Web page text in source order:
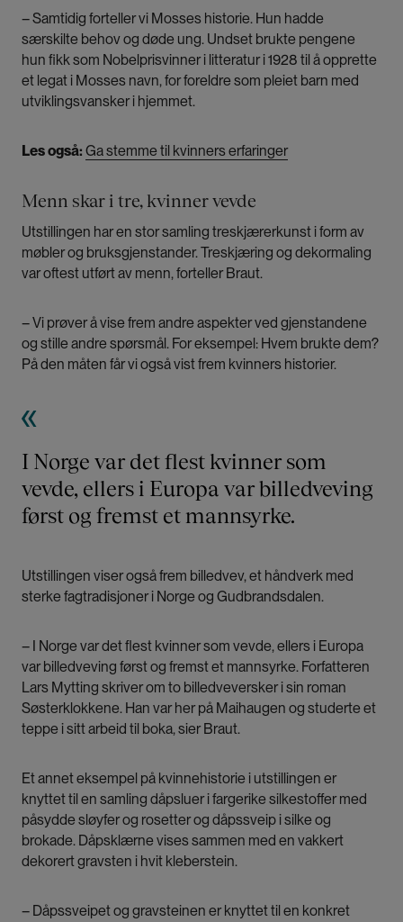
– Samtidig forteller vi Mosses historie. Hun hadde
særskilte behov og døde ung. Undset brukte pengene
hun fikk som Nobelprisvinner i litteratur i 1928 til å opprette
et legat i Mosses navn, for foreldre som pleiet barn med
utviklingsvansker i hjemmet.
Les også: Ga stemme til kvinners erfaringer
Menn skar i tre, kvinner vevde
Utstillingen har en stor samling treskjærerkunst i form av
møbler og bruksgjenstander. Treskjæring og dekormaling
var oftest utført av menn, forteller Braut.
– Vi prøver å vise frem andre aspekter ved gjenstandene
og stille andre spørsmål. For eksempel: Hvem brukte dem?
På den måten får vi også vist frem kvinners historier.
I Norge var det flest kvinner som
vevde, ellers i Europa var billedveving
først og fremst et mannsyrke.
Utstillingen viser også frem billedvev, et håndverk med
sterke fagtradisjoner i Norge og Gudbrandsdalen.
– I Norge var det flest kvinner som vevde, ellers i Europa
var billedveving først og fremst et mannsyrke. Forfatteren
Lars Mytting skriver om to billedveversker i sin roman
Søsterklokkene. Han var her på Maihaugen og studerte et
teppe i sitt arbeid til boka, sier Braut.
Et annet eksempel på kvinnehistorie i utstillingen er
knyttet til en samling dåpsluer i fargerike silkestoffer med
påsydde sløyfer og rosetter og dåpssveip i silke og
brokade. Dåpsklærne vises sammen med en vakkert
dekorert gravsten i hvit kleberstein.
– Dåpssveipet og gravsteinen er knyttet til en konkret